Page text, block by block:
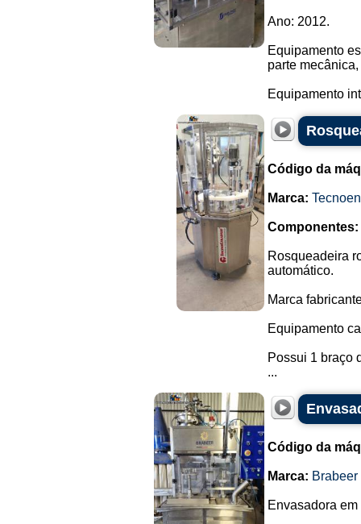
Ano: 2012.
Equipamento
parte
Equipamento
Código da
Marca:
Componentes:
Rosqueadeira
automático.
Marca
Equipamento
Possui 1 braço
...
Código da
Marca: Brabeer
Envasadora